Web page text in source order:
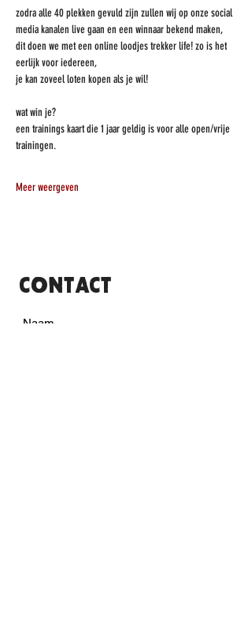
zodra alle 40 plekken gevuld zijn zullen wij op onze social
media kanalen live gaan en een winnaar bekend maken,
dit doen we met een online loodjes trekker life! zo is het
eerlijk voor iedereen,
je kan zoveel loten kopen als je wil!
wat win je?
een trainings kaart die 1 jaar geldig is voor alle open/vrije
trainingen.
Meer weergeven
CONTACT